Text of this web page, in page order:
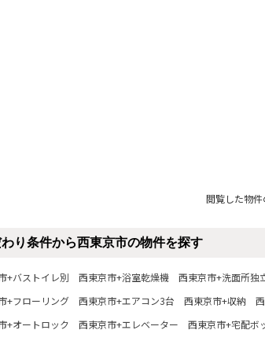
閲覧した物
わり条件から西東京市の物件を探す
+バストイレ別 西東京市+浴室乾燥機 西東京市+洗面所独
+フローリング
西東京市+エアコン3台 西東京市+収納
+オートロック
西東京市+エレベーター 西東京市+宅配ボ